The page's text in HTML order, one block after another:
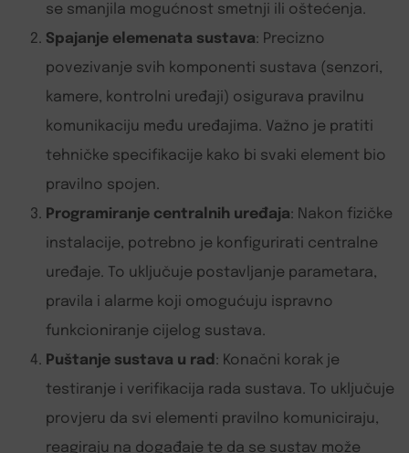
se smanjila mogućnost smetnji ili oštećenja.
Spajanje elemenata sustava: Precizno
povezivanje svih komponenti sustava (senzori,
kamere, kontrolni uređaji) osigurava pravilnu
komunikaciju među uređajima. Važno je pratiti
tehničke specifikacije kako bi svaki element bio
pravilno spojen.
Programiranje centralnih uređaja: Nakon fizičke
instalacije, potrebno je konfigurirati centralne
uređaje. To uključuje postavljanje parametara,
pravila i alarme koji omogućuju ispravno
funkcioniranje cijelog sustava.
Puštanje sustava u rad : Konačni korak je
testiranje i verifikacija rada sustava. To uključuje
provjeru da svi elementi pravilno komuniciraju,
reagiraju na događaje te da se sustav može